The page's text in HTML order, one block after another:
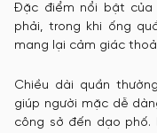
Đặc điểm nổi bật của
phải, trong khi ống
mang lại cảm giác
Chiều dài quần
giúp người mặc dễ
công sở đến dạo phố.